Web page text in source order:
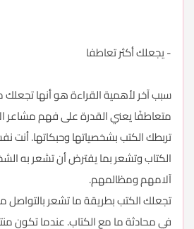
- يجعلك أكثر تعاطفا
سبب آخر لأهمية القراءة هو أنها
متعاطفًا يعني القدرة على فهم مشاعر
تربطك الكتب بشخصياتها وحبكاتها. أنت
الكتاب وتشعر بما يفترض أن تشعر به
آلامهم ومظالمهم.
تجعلك الكتب بطريقة ما تشعر بالتواصل
في محادثة ما مع الكتاب. عندما تكون